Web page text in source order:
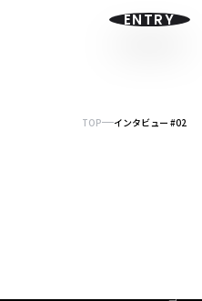
ENTRY
TOP インタビュー #02